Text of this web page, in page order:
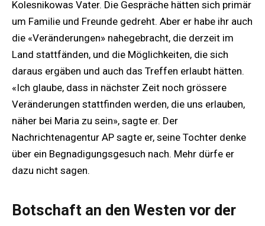
Kolesnikowas Vater. Die Gespräche hätten sich primär
um Familie und Freunde gedreht. Aber er habe ihr auch
die «Veränderungen» nahegebracht, die derzeit im
Land stattfänden, und die Möglichkeiten, die sich
daraus ergäben und auch das Treffen erlaubt hätten.
«Ich glaube, dass in nächster Zeit noch grössere
Veränderungen stattfinden werden, die uns erlauben,
näher bei Maria zu sein», sagte er. Der
Nachrichtenagentur AP sagte er, seine Tochter denke
über ein Begnadigungsgesuch nach. Mehr dürfe er
dazu nicht sagen.
Botschaft an den Westen vor der